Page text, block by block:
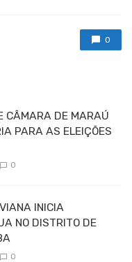
0
CÂMARA DE MARAÚ
PARA AS ELEIÇÕES
0
INICIA
NO DISTRITO DE
0